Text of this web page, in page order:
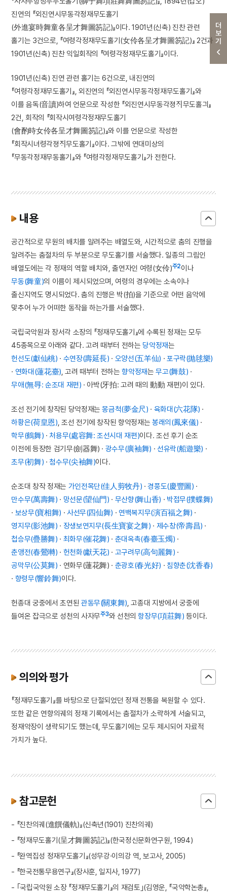
더보기
진연의 『외진연시무동각정재무도홀기
(外進宴時舞童各呈才舞圖笏記)』이다. 1901년(신축) 진찬 관련
홀기는 3건으로, 『여령각정재무도홀기(女伶各呈才舞圖笏記)』 2건과
1901년(신축) 진찬 익일회작의 『여령각정재무도홀기』이다.
1901년(신축) 진연 관련 홀기는 6건으로, 내진연의
『여령각정재무도홀기』, 외진연의 『외진연시무동각정재무도홀기』와
이를 음독(音讀)하여 언문으로 작성한 『외진연시무동각졍ᄌᆡ무도홀긔』
2건, 회작의 『회작시여령각정재무도홀기
(會酌時女伶各呈才舞圖笏記)』와 이를 언문으로 작성한
『회작시녀령각졍ᄌᆡ무도홀기』이다. 그밖에 연대미상의
『무동각정재무동홀기』와 『여령각정재무도홀기』가 전한다.
내용
공간적으로 무원의 배치를 알려주는 배열도와, 시간적으로 춤의 진행을
알려주는 춤절차의 두 부분으로 무도홀기를 서술했다. 일종의 그림인
배열도에는 각 정재의 역할 배치와, 출연자인 여령(女伶)주2이나
무동(舞童)의 이름이 제시되었으며, 여령의 경우에는 소속이나
출신지역도 명시되었다. 춤의 진행은 박(拍)을 기준으로 어떤 음악에
맞추어 누가 어떠한 동작을 하는가를 서술했다.
국립국악원과 장서각 소장의 『정재무도홀기』에 수록된 정재는 모두
45종목으로 아래와 같다. 고려 때부터 전하는 당악정재는
헌선도(獻仙桃) · 수연장(壽延長) · 오양선(五羊仙) · 포구락(抛毬樂)
· 연화대(蓮花臺) , 고려 때부터 전하는향악정재는무고(舞鼓) ·
무애(無㝵: 순조대 재편) · 아박(牙拍: 고려 때의 動動 재편)이 있다.
조선 전기에 창작된 당악정재는몽금척(夢金尺) · 육화대(六花隊) ·
하황은(荷皇恩) , 조선 전기에 창작된 향악정재는 봉래의(鳳來儀) ·
학무(鶴舞) ·처용무(處容舞: 조선시대 재편)이다. 조선 후기 순조
이전에 등장한 검기무(劍器舞) · 광수무(廣袖舞) · 선유락(船遊樂) ·
초무(初舞) · 첨수무(尖袖舞)이다.
순조대 창작 정재는 가인전목단(佳人剪牧丹) ·경풍도(慶豐圖) ·
만수무(萬壽舞) · 망선문(望仙門) · 무산향(舞山香) · 박접무(撲蝶舞)
· 보상무(寶相舞) · 사선무(四仙舞) · 연백복지무(演百福之舞) ·
영지무(影池舞) · 장생보연지무(長生寶宴之舞) · 제수창(帝壽昌) ·
첩승무(疊勝舞) · 최화무(催花舞) · 춘대옥촉(春臺玉燭) ·
춘앵전(春鶯囀) · 헌천화(獻天花) · 고구려무(高句麗舞) ·
공막무(公莫舞) · 연화무(蓮花舞) · 춘광호(春光好) · 침향춘(沈香春)
· 향령무(響鈴舞)이다.
헌종대 궁중에서 초연된 관동무(關東舞) , 고종대 지방에서 궁중에
들여온 잡극으로 성천의 사자무주3와 선천의항장무(項莊舞) 등이다.
의의와 평가
『정재무도홀기』를 바탕으로 단절되었던 정재 전통을 복원할 수 있다.
또한 같은 연향의궤의 정재 기록에서는 춤절차가 소략하게 서술되고,
정재악장이 생략되기도 했는데, 무도홀기에는 모두 제시되어 자료적
가치가 높다.
참고문헌
- 『진찬의궤(進饌儀軌)』(신축년(1901) 진찬의궤)
- 『정재무도홀기(呈才舞圖笏記)』(한국정신문화연구원, 1994)
- 『완역집성 정재무도홀기』(성무강·이의강 역, 보고사, 2005)
- 『한국전통무용연구』(장사훈, 일지사, 1977)
- ｢국립국악원 소장 『정재무도홀기』의 재검토｣(김영운, 『국악학논총』,